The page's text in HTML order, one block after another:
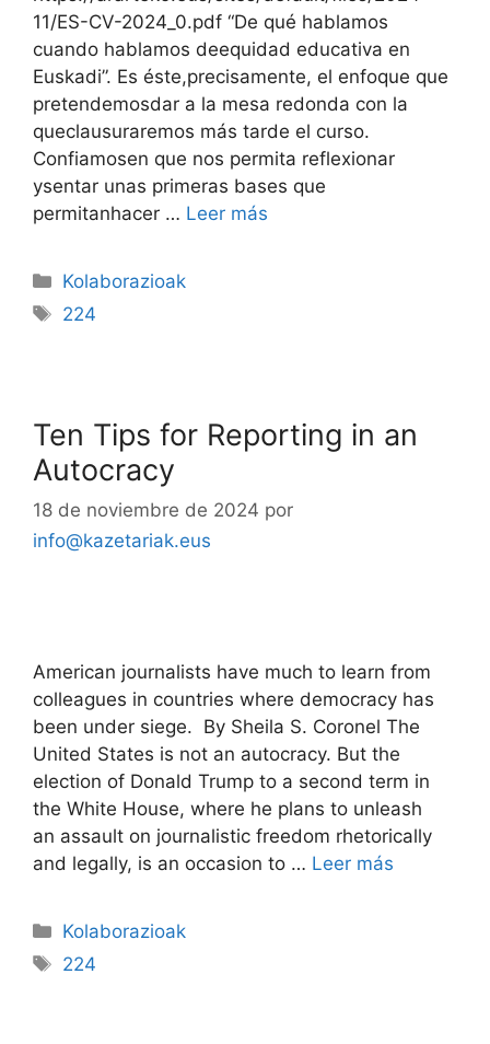
11/ES-CV-2024_0.pdf “De qué hablamos
cuando hablamos deequidad educativa en
Euskadi”. Es éste,precisamente, el enfoque que
pretendemosdar a la mesa redonda con la
queclausuraremos más tarde el curso.
Confiamosen que nos permita reflexionar
ysentar unas primeras bases que
permitanhacer … Leer más
Kolaborazioak
224
Ten Tips for Reporting in an
Autocracy
18 de noviembre de 2024 por
info@kazetariak.eus
American journalists have much to learn from
colleagues in countries where democracy has
been under siege. By Sheila S. Coronel The
United States is not an autocracy. But the
election of Donald Trump to a second term in
the White House, where he plans to unleash
an assault on journalistic freedom rhetorically
and legally, is an occasion to … Leer más
Kolaborazioak
224